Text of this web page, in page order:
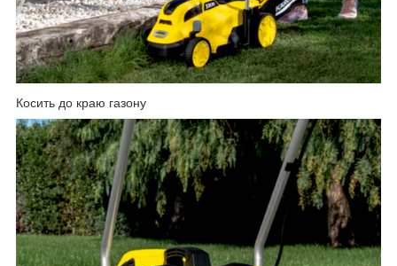
Косить до краю газону